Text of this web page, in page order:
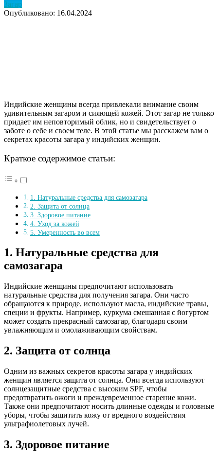
Загар
Опубликовано: 16.04.2024
Индийские женщины всегда привлекали внимание своим
удивительным загаром и сияющей кожей. Этот загар не только
придает им неповторимый облик, но и свидетельствует о
заботе о себе и своем теле. В этой статье мы расскажем вам о
секретах красоты загара у индийских женщин.
Краткое содержимое статьи:
1. Натуральные средства для самозагара
2. Защита от солнца
3. Здоровое питание
4. Уход за кожей
5. Умеренность во всем
1. Натуральные средства для
самозагара
Индийские женщины предпочитают использовать
натуральные средства для получения загара. Они часто
обращаются к природе, используют масла, индийские травы,
специи и фрукты. Например, куркума смешанная с йогуртом
может создать прекрасный самозагар, благодаря своим
увлажняющим и омолаживающим свойствам.
2. Защита от солнца
Одним из важных секретов красоты загара у индийских
женщин является защита от солнца. Они всегда используют
солнцезащитные средства с высоким SPF, чтобы
предотвратить ожоги и преждевременное старение кожи.
Также они предпочитают носить длинные одежды и головные
уборы, чтобы защитить кожу от вредного воздействия
ультрафиолетовых лучей.
3. Здоровое питание